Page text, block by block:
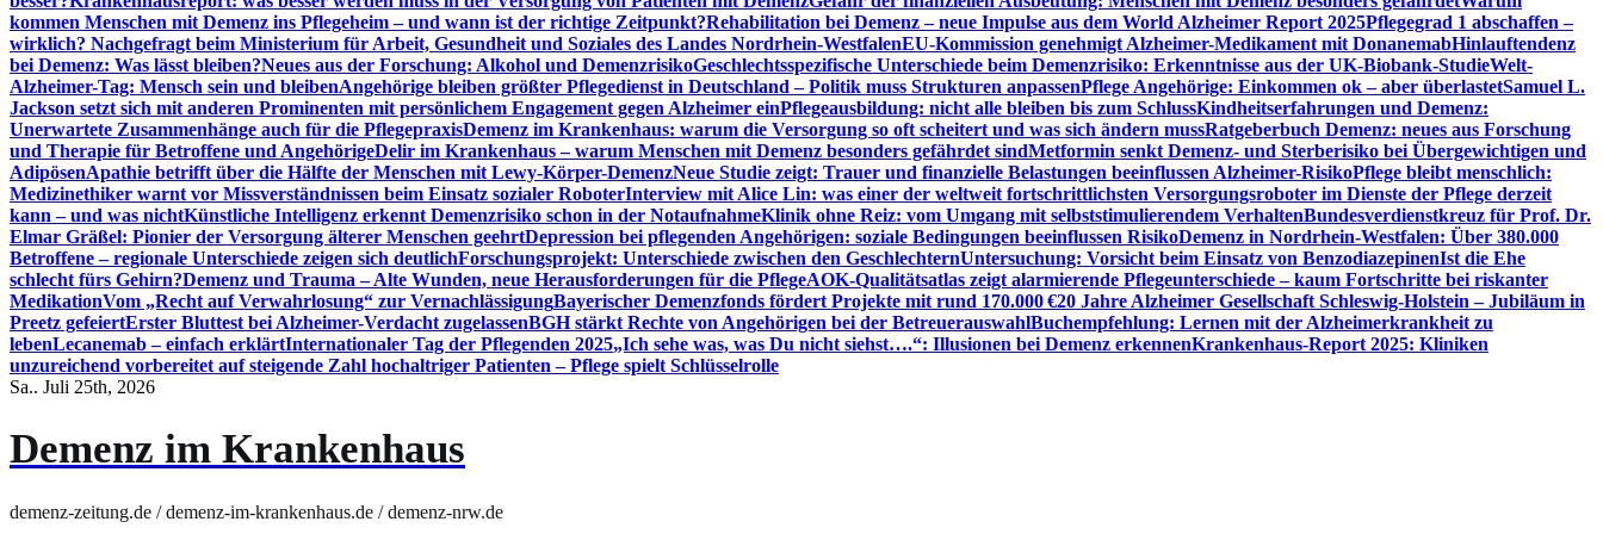
kommen Menschen mit Demenz ins Pflegeheim – und wann ist der richtige Zeitpunkt?Rehabilitation bei Demenz – neue Impulse aus dem World Alzheimer Report 2025Pflegegrad 1 abschaffen –
wirklich? Nachgefragt beim Ministerium für Arbeit, Gesundheit und Soziales des Landes Nordrhein-WestfalenEU-Kommission genehmigt Alzheimer-Medikament mit DonanemabHinlauftendenz
bei Demenz: Was lässt bleiben?Neues aus der Forschung: Alkohol und DemenzrisikoGeschlechtsspezifische Unterschiede beim Demenzrisiko: Erkenntnisse aus der UK-Biobank-StudieWelt-
Alzheimer-Tag: Mensch sein und bleibenAngehörige bleiben größter Pflegedienst in Deutschland – Politik muss Strukturen anpassenPflege Angehörige: Einkommen ok – aber überlastetSamuel L.
Jackson setzt sich mit anderen Prominenten mit persönlichem Engagement gegen Alzheimer einPflegeausbildung: nicht alle bleiben bis zum SchlussKindheitserfahrungen und Demenz:
Unerwartete Zusammenhänge auch für die PflegepraxisDemenz im Krankenhaus: warum die Versorgung so oft scheitert und was sich ändern mussRatgeberbuch Demenz: neues aus Forschung
und Therapie für Betroffene und AngehörigeDelir im Krankenhaus – warum Menschen mit Demenz besonders gefährdet sindMetformin senkt Demenz- und Sterberisiko bei Übergewichtigen und
AdipösenApathie betrifft über die Hälfte der Menschen mit Lewy-Körper-DemenzNeue Studie zeigt: Trauer und finanzielle Belastungen beeinflussen Alzheimer-RisikoPflege bleibt menschlich:
Medizinethiker warnt vor Missverständnissen beim Einsatz sozialer RoboterInterview mit Alice Lin: was einer der weltweit fortschrittlichsten Versorgungsroboter im Dienste der Pflege derzeit
kann – und was nichtKünstliche Intelligenz erkennt Demenzrisiko schon in der NotaufnahmeKlinik ohne Reiz: vom Umgang mit selbststimulierendem VerhaltenBundesverdienstkreuz für Prof. Dr.
Elmar Gräßel: Pionier der Versorgung älterer Menschen geehrtDepression bei pflegenden Angehörigen: soziale Bedingungen beeinflussen RisikoDemenz in Nordrhein-Westfalen: Über 380.000
Betroffene – regionale Unterschiede zeigen sich deutlichForschungsprojekt: Unterschiede zwischen den GeschlechternUntersuchung: Vorsicht beim Einsatz von BenzodiazepinenIst die Ehe
schlecht fürs Gehirn?Demenz und Trauma – Alte Wunden, neue Herausforderungen für die PflegeAOK-Qualitätsatlas zeigt alarmierende Pflegeunterschiede – kaum Fortschritte bei riskanter
MedikationVom „Recht auf Verwahrlosung“ zur VernachlässigungBayerischer Demenzfonds fördert Projekte mit rund 170.000 €20 Jahre Alzheimer Gesellschaft Schleswig-Holstein – Jubiläum in
Preetz gefeiertErster Bluttest bei Alzheimer-Verdacht zugelassenBGH stärkt Rechte von Angehörigen bei der BetreuerauswahlBuchempfehlung: Lernen mit der Alzheimerkrankheit zu
lebenLecanemab – einfach erklärtInternationaler Tag der Pflegenden 2025„Ich sehe was, was Du nicht siehst….“: Illusionen bei Demenz erkennenKrankenhaus-Report 2025: Kliniken
unzureichend vorbereitet auf steigende Zahl hochaltriger Patienten – Pflege spielt Schlüsselrolle
Sa.. Juli 25th, 2026
Demenz im Krankenhaus
demenz-zeitung.de / demenz-im-krankenhaus.de / demenz-nrw.de